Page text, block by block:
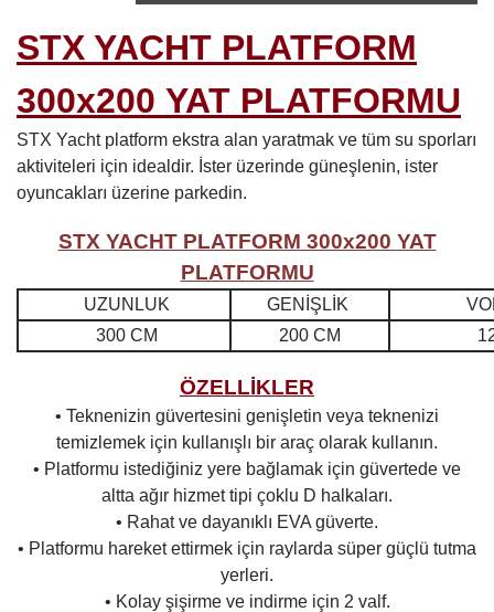
STX YACHT PLATFORM
300x200 YAT PLATFORMU
STX Yacht platform ekstra alan yaratmak ve tüm su sporları
aktiviteleri için idealdir. İster üzerinde güneşlenin, ister
oyuncakları üzerine parkedin.
STX YACHT PLATFORM 300x200 YAT
PLATFORMU
UZUNLUK GENİŞLİK
300 CM
200 CM
ÖZELLİKLER
• Teknenizin güvertesini genişletin veya teknenizi
temizlemek için kullanışlı bir araç olarak kullanın.
• Platformu istediğiniz yere bağlamak için güvertede ve
altta ağır hizmet tipi çoklu D halkaları.
• Rahat ve dayanıklı EVA güverte.
• Platformu hareket ettirmek için raylarda süper güçlü tutma
yerleri.
• Kolay şişirme ve indirme için 2 valf.